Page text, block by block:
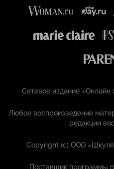
Сетевое издание
Любое воспроизведение
редакции
Copyright (с) ООО
Поставщик программы